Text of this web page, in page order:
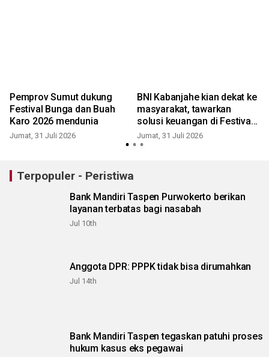
Pemprov Sumut dukung
Festival Bunga dan Buah
Karo 2026 mendunia
Jumat, 31 Juli 2026
BNI Kabanjahe kian dekat ke
masyarakat, tawarkan
solusi keuangan di Festival
Bunga dan Buah Karo 2026
Jumat, 31 Juli 2026
Terpopuler - Peristiwa
Bank Mandiri Taspen Purwokerto berikan
layanan terbatas bagi nasabah
Jul 10th
Anggota DPR: PPPK tidak bisa dirumahkan
Jul 14th
Bank Mandiri Taspen tegaskan patuhi proses
hukum kasus eks pegawai